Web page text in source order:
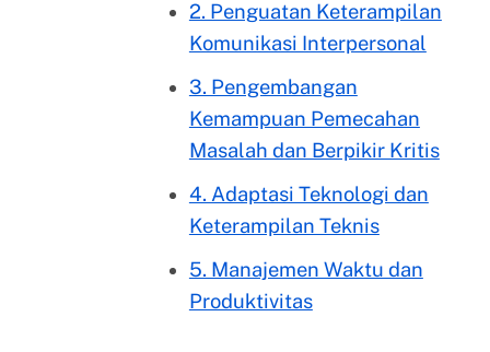
2. Penguatan Keterampilan
Komunikasi Interpersonal
3. Pengembangan
Kemampuan Pemecahan
Masalah dan Berpikir Kritis
4. Adaptasi Teknologi dan
Keterampilan Teknis
5. Manajemen Waktu dan
Produktivitas